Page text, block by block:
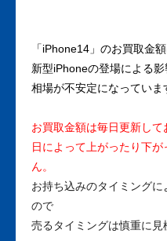
「iPhone14」のお買取金
新型iPhoneの登場による影
相場が不安定になっていま
お買取金額は毎日更新して
日によって上がったり下
ん。
お持ち込みのタイミング
ので
売るタイミングは慎重に見